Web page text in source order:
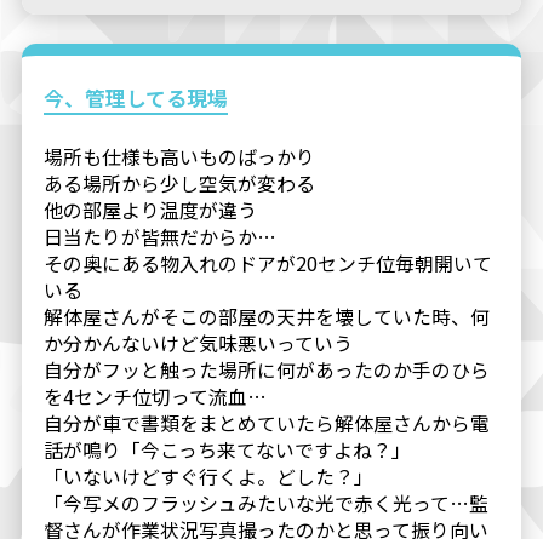
今、管理してる現場
場所も仕様も高いものばっかり
ある場所から少し空気が変わる
他の部屋より温度が違う
日当たりが皆無だからか…
その奥にある物入れのドアが20センチ位毎朝開いて
いる
解体屋さんがそこの部屋の天井を壊していた時、何
か分かんないけど気味悪いっていう
自分がフッと触った場所に何があったのか手のひら
を4センチ位切って流血…
自分が車で書類をまとめていたら解体屋さんから電
話が鳴り「今こっち来てないですよね？」
「いないけどすぐ行くよ。どした？」
「今写メのフラッシュみたいな光で赤く光って…監
督さんが作業状況写真撮ったのかと思って振り向い